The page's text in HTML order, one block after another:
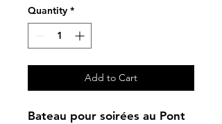
Quantity *
Add to Cart
Bateau pour soirées au Pont